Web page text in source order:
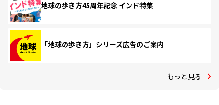
地球の歩き方45周年記念 インド特集
「地球の歩き方」シリーズ広告のご案内
もっと見る